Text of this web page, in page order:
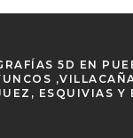
5D EN
ESQUIVIAS Y